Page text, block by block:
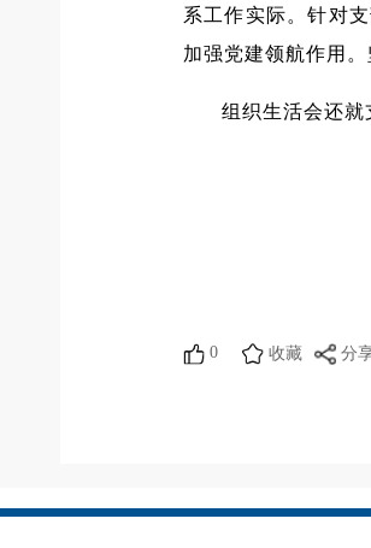
系工作实际。针对
加强党建领航作用
组织生活会还
0 收藏 分